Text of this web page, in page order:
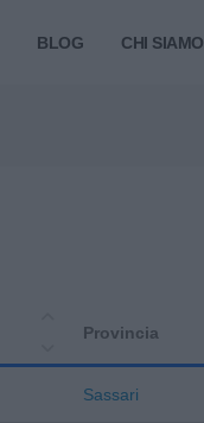
BLOG CHI SIAMO
Provincia
Sassari